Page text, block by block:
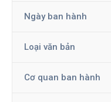
Ngày ban hành
Loại văn bản
Cơ quan ban hành